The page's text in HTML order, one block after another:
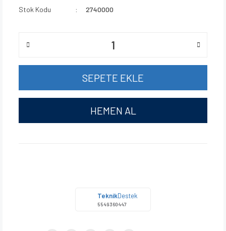
Stok Kodu
2740000
SEPETE EKLE
HEMEN AL
TeknikDestek
5549360447